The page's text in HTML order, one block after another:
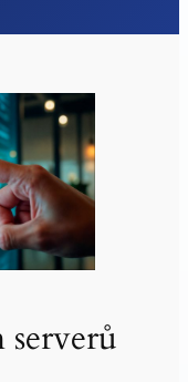
serverů